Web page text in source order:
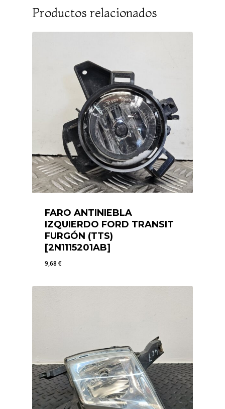
Productos relacionados
FARO ANTINIEBLA
IZQUIERDO FORD TRANSIT
FURGÓN (TTS)
[2N1115201AB]
9,68€